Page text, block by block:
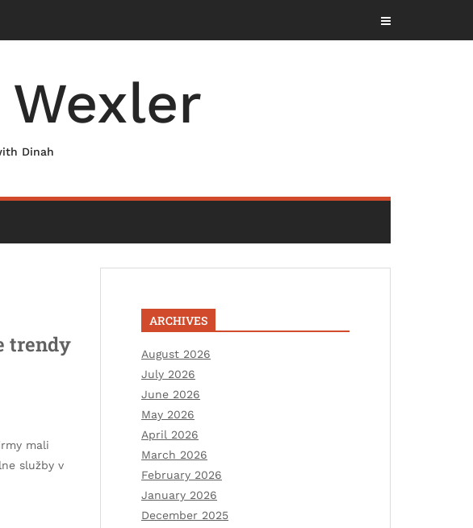
Dinah
trendy
mali
služby v
ARCHIVES
August 2026
July 2026
June 2026
May 2026
April 2026
March 2026
February 2026
January 2026
December 2025